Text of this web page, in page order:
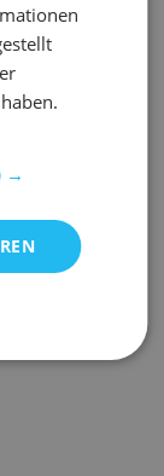
und
über die
→